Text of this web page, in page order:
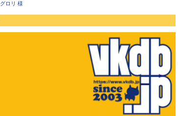
グロリ 様